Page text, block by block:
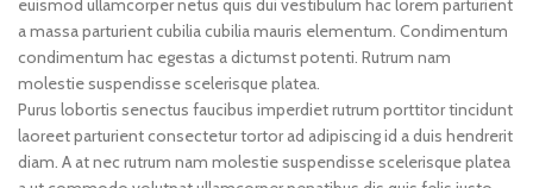
euismod ullamcorper netus quis dui vestibulum hac lorem parturient
a massa parturient cubilia cubilia mauris elementum. Condimentum
condimentum hac egestas a dictumst potenti. Rutrum nam
molestie suspendisse scelerisque platea.
Purus lobortis senectus faucibus imperdiet rutrum porttitor tincidunt
laoreet parturient consectetur tortor ad adipiscing id a duis hendrerit
diam. A at nec rutrum nam molestie suspendisse scelerisque platea